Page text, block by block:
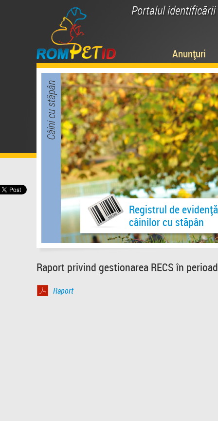
Portalul
Anunțuri
Câini cu stăpân
Registrul de
câinilor cu stăpân
Raport privind gestionarea RECS în
Raport